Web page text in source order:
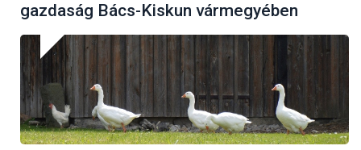
gazdaság Bács-Kiskun vármegyében